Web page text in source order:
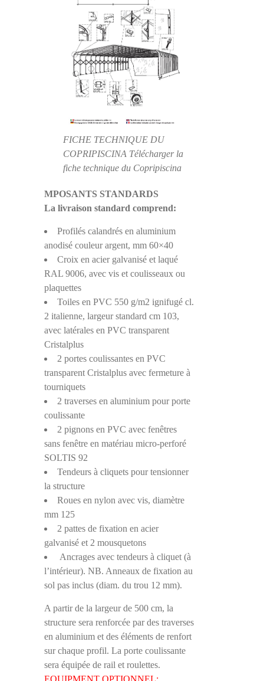
FICHE TECHNIQUE DU
COPRIPISCINA Télécharger la
fiche technique du Copripiscina
MPOSANTS STANDARDS
La livraison standard comprend:
Profilés calandrés en aluminium
anodisé couleur argent, mm 60×40
Croix en acier galvanisé et laqué
RAL 9006, avec vis et coulisseaux ou
plaquettes
Toiles en PVC 550 g/m2 ignifugé cl.
2 italienne, largeur standard cm 103,
avec latérales en PVC transparent
Cristalplus
2 portes coulissantes en PVC
transparent Cristalplus avec fermeture à
tourniquets
2 traverses en aluminium pour porte
coulissante
2 pignons en PVC avec fenêtres
sans fenêtre en matériau micro-perforé
SOLTIS 92
Tendeurs à cliquets pour tensionner
la structure
Roues en nylon avec vis, diamètre
mm 125
2 pattes de fixation en acier
galvanisé et 2 mousquetons
Ancrages avec tendeurs à cliquet (à
l’intérieur). NB. Anneaux de fixation au
sol pas inclus (diam. du trou 12 mm).
A partir de la largeur de 500 cm, la
structure sera renforcée par des traverses
en aluminium et des éléments de renfort
sur chaque profil. La porte coulissante
sera équipée de rail et roulettes.
EQUIPMENT OPTIONNEL: